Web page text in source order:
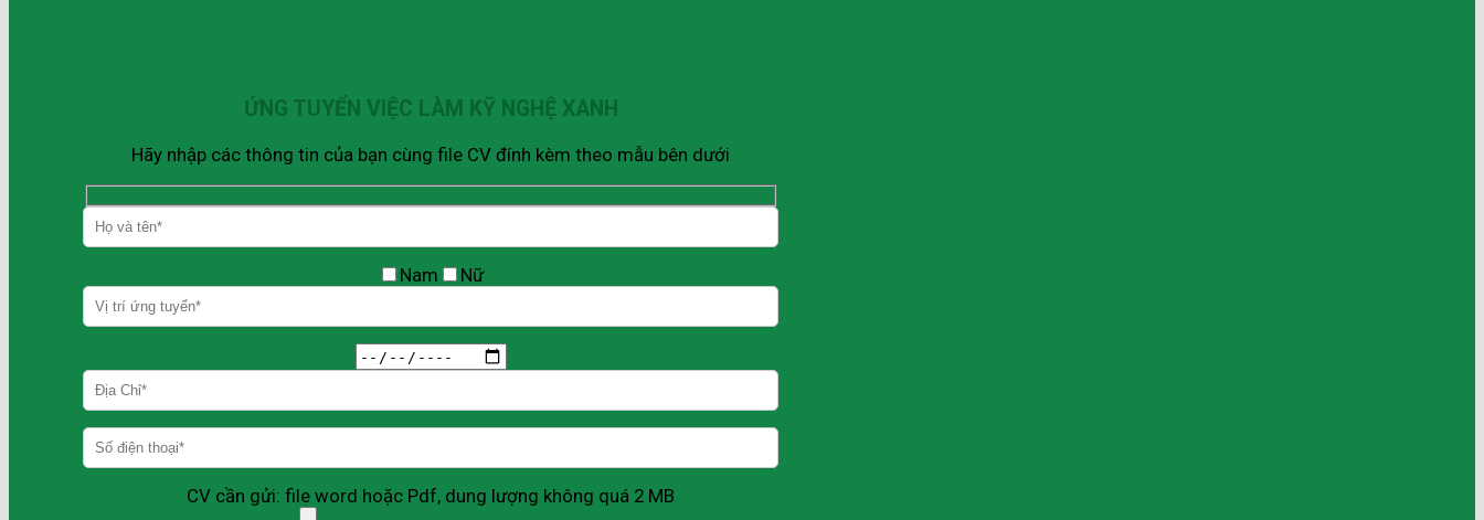
ỨNG TUYỂN VIỆC LÀM KỸ NGHỆ XANH
Hãy nhập các thông tin của bạn cùng file CV đính kèm theo mẫu bên dưới
Nam Nữ
CV cần gửi: file word hoặc Pdf, dung lượng không quá 2 MB